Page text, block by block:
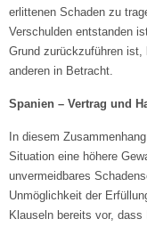
erlittenen Schaden zu
Verschulden entstanden
Grund zurückzuführen
anderen in Betracht.
Spanien – Vertrag und
In diesem
Situation eine höhere
unvermeidbares
Unmöglichkeit der
Klauseln bereits vor,